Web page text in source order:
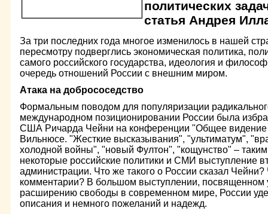
политических
статья Андрея
За три последних года многое изменилось в нашей
пересмотру подверглись экономическая политика,
самого российского государства, идеология и
очередь отношений России с внешним миром.
Атака на добрососедство
Формальным поводом для популяризации
международном позиционировании России была
США Ричарда Чейни на конференции "Общее видение
Вильнюсе. "Жесткие высказывания", "ультиматум",
холодной войны", "новый Фултон", "кощунство" –
некоторые российские политики и СМИ выступление
администрации. Что же такого о России сказал Чейни?
комментарии? В большом выступлении, посвященном
расширению свободы в современном мире, России
описания и немного пожеланий и надежд.